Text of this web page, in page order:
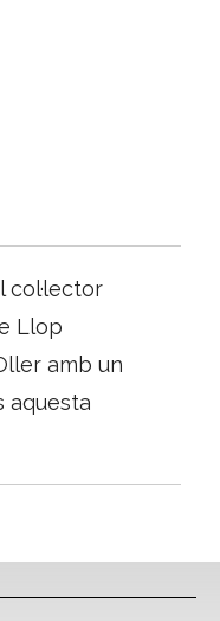
col·lector
Llop
amb un
aquesta